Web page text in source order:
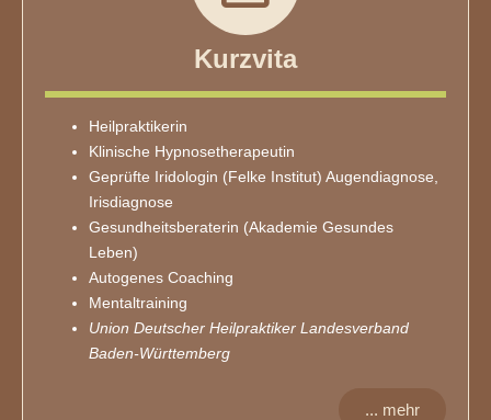
Kurzvita
Heilpraktikerin
Klinische Hypnosetherapeutin
Geprüfte Iridologin (Felke Institut) Augendiagnose,
Irisdiagnose
Gesundheitsberaterin (Akademie Gesundes
Leben)
Autogenes Coaching
Mentaltraining
Union Deutscher Heilpraktiker Landesverband
Baden-Württemberg
... mehr